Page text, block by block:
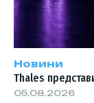
Новини
Thales
05.08.2026